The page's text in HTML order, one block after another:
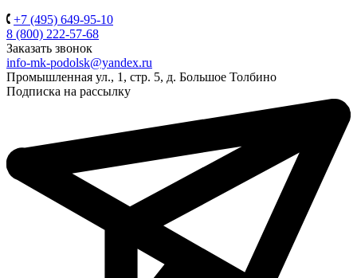
+7 (495) 649-95-10
8 (800) 222-57-68
Заказать звонок
info-mk-podolsk@yandex.ru
Промышленная ул., 1, стр. 5, д. Большое Толбино
Подписка на рассылку